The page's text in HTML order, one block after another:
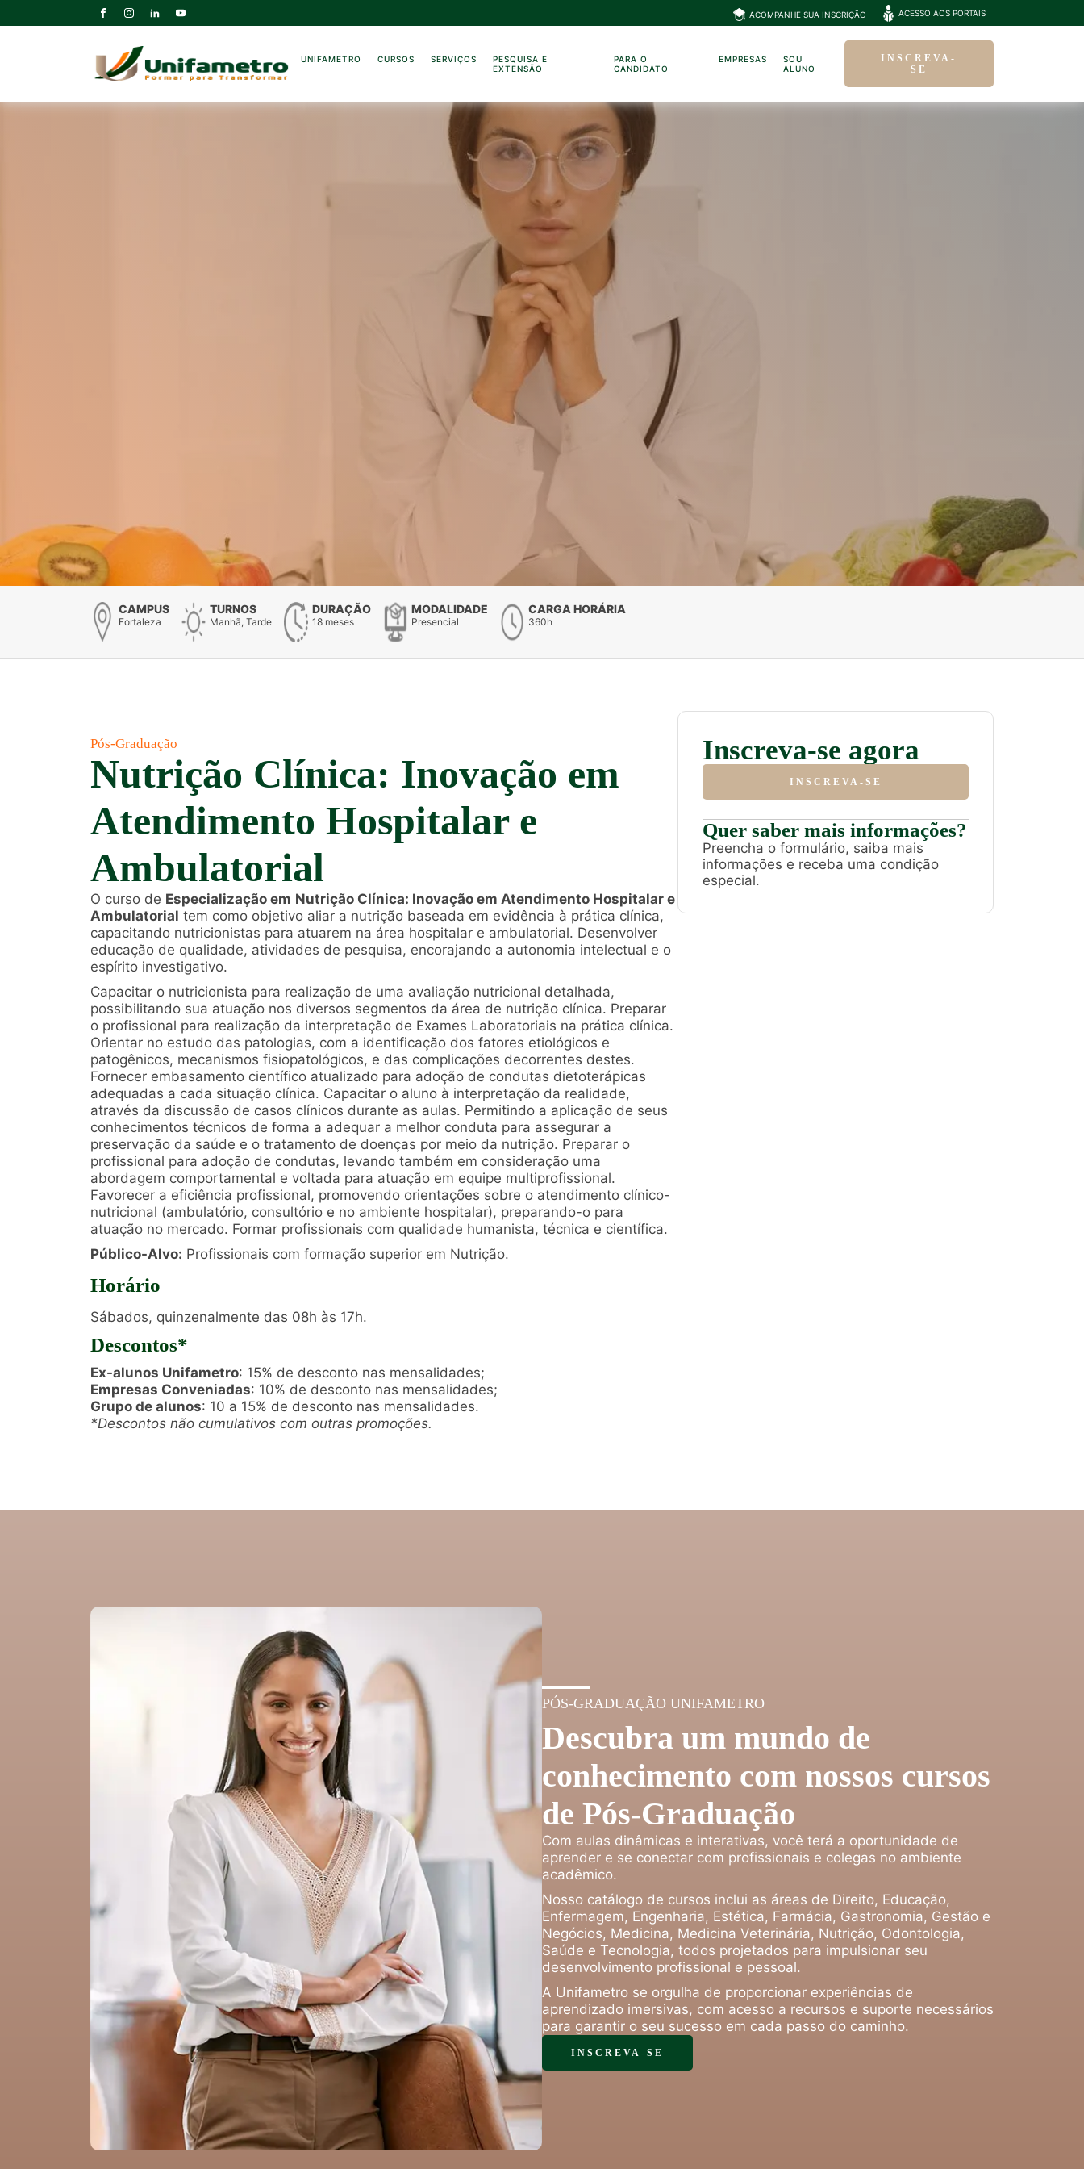
ACOMPANHE SUA INSCRIÇÃO ACESSO AOS PORTAIS
UNIFAMETRO CURSOS SERVIÇOS
PESQUISA E
EXTENSÃO
PARA O
CANDIDATO
EMPRESAS
SOU
ALUNO
INSCREVA-
SE
CAMPUS
Fortaleza
TURNOS
Manhã, Tarde
DURAÇÃO
18 meses
MODALIDADE
Presencial
CARGA HORÁRIA
360h
Pós-Graduação
Nutrição Clínica: Inovação em
Atendimento Hospitalar e
Ambulatorial
O curso de Especialização em Nutrição Clínica: Inovação em Atendimento Hospitalar e
Ambulatorial tem como objetivo aliar a nutrição baseada em evidência à prática clínica,
capacitando nutricionistas para atuarem na área hospitalar e ambulatorial. Desenvolver
educação de qualidade, atividades de pesquisa, encorajando a autonomia intelectual e o
espírito investigativo.
Capacitar o nutricionista para realização de uma avaliação nutricional detalhada,
possibilitando sua atuação nos diversos segmentos da área de nutrição clínica. Preparar
o profissional para realização da interpretação de Exames Laboratoriais na prática clínica.
Orientar no estudo das patologias, com a identificação dos fatores etiológicos e
patogênicos, mecanismos fisiopatológicos, e das complicações decorrentes destes.
Fornecer embasamento científico atualizado para adoção de condutas dietoterápicas
adequadas a cada situação clínica. Capacitar o aluno à interpretação da realidade,
através da discussão de casos clínicos durante as aulas. Permitindo a aplicação de seus
conhecimentos técnicos de forma a adequar a melhor conduta para assegurar a
preservação da saúde e o tratamento de doenças por meio da nutrição. Preparar o
profissional para adoção de condutas, levando também em consideração uma
abordagem comportamental e voltada para atuação em equipe multiprofissional.
Favorecer a eficiência profissional, promovendo orientações sobre o atendimento clínico-
nutricional (ambulatório, consultório e no ambiente hospitalar), preparando-o para
atuação no mercado. Formar profissionais com qualidade humanista, técnica e científica.
Público-Alvo: Profissionais com formação superior em Nutrição.
Horário
Sábados, quinzenalmente das 08h às 17h.
Descontos*
Ex-alunos Unifametro: 15% de desconto nas mensalidades;
Empresas Conveniadas: 10% de desconto nas mensalidades;
Grupo de alunos: 10 a 15% de desconto nas mensalidades.
*Descontos não cumulativos com outras promoções.
Inscreva-se agora
INSCREVA-SE
Quer saber mais informações?
Preencha o formulário, saiba mais
informações e receba uma condição
especial.
PÓS-GRADUAÇÃO UNIFAMETRO
Descubra um mundo de
conhecimento com nossos cursos
de Pós-Graduação
Com aulas dinâmicas e interativas, você terá a oportunidade de
aprender e se conectar com profissionais e colegas no ambiente
acadêmico.
Nosso catálogo de cursos inclui as áreas de Direito, Educação,
Enfermagem, Engenharia, Estética, Farmácia, Gastronomia, Gestão e
Negócios, Medicina, Medicina Veterinária, Nutrição, Odontologia,
Saúde e Tecnologia, todos projetados para impulsionar seu
desenvolvimento profissional e pessoal.
A Unifametro se orgulha de proporcionar experiências de
aprendizado imersivas, com acesso a recursos e suporte necessários
para garantir o seu sucesso em cada passo do caminho.
INSCREVA-SE